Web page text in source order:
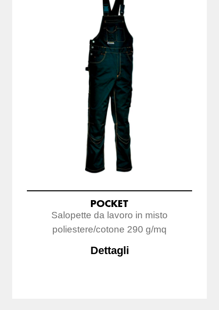
POCKET
Salopette da lavoro in misto
poliestere/cotone 290 g/mq
Dettagli